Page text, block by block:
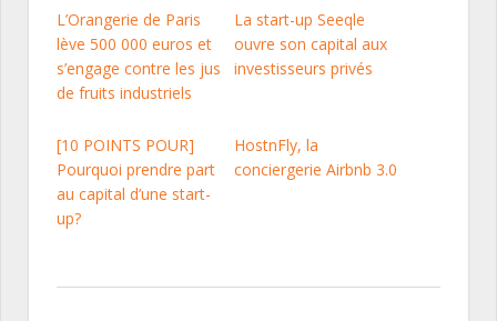
L’Orangerie de Paris
lève 500 000 euros et
s’engage contre les jus
de fruits industriels
La start-up Seeqle
ouvre son capital aux
investisseurs privés
[10 POINTS POUR]
Pourquoi prendre part
au capital d’une start-
up?
HostnFly, la
conciergerie Airbnb 3.0